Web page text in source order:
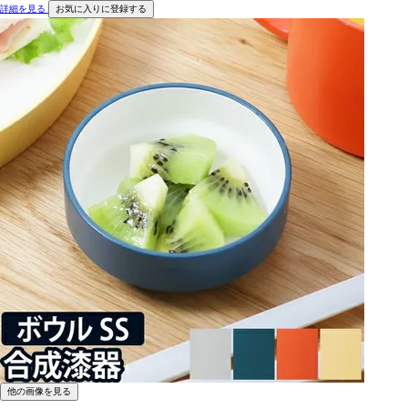
詳細を見る
お気に入りに登録する
他の画像を見る